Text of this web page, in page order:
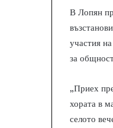
В Лопян
участия
за
„Приех
хората в
селото